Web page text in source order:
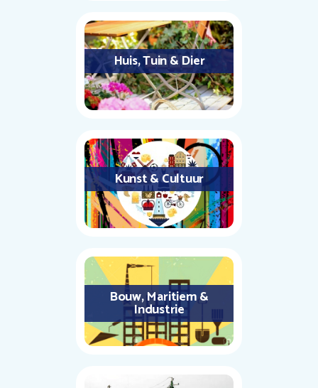
Huis, Tuin & Dier
Kunst & Cultuur
Bouw, Maritiem &
Industrie